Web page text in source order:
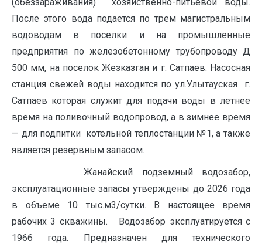
После этого вода подается по трем магистральным
водоводам в поселки и на промышленные
предприятия по железобетонному трубопроводу Д
500 мм, на поселок Жезказган и г. Сатпаев. Насосная
станция свежей воды находится по ул.Улытауская г.
Сатпаев которая служит для подачи воды в летнее
время на поливочный водопровод, а в зимнее время
— для подпитки котельной теплостанции №1, а также
является резервным запасом.
Жанайский подземный водозабор,
эксплуатационные запасы утверждены до 2026 года
в объеме 10 тыс.м3/сутки. В настоящее время
рабочих 3 скважины. Водозабор эксплуатируется с
1966 года. Предназначен для технического